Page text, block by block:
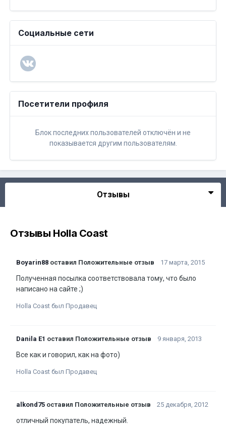
Социальные сети
Посетители профиля
Блок последних пользователей отключён и не
показывается другим пользователям.
Отзывы
Отзывы Holla Coast
Boyarin88 оставил Положительные отзыв 17 марта, 2015
Полученная посылка соответствовала тому, что было
написано на сайте ;)
Holla Coast был Продавец
Danila E1 оставил Положительные отзыв 9 января, 2013
Все как и говорил, как на фото)
Holla Coast был Продавец
alkond75 оставил Положительные отзыв 25 декабря, 2012
отличный покупатель, надежный.